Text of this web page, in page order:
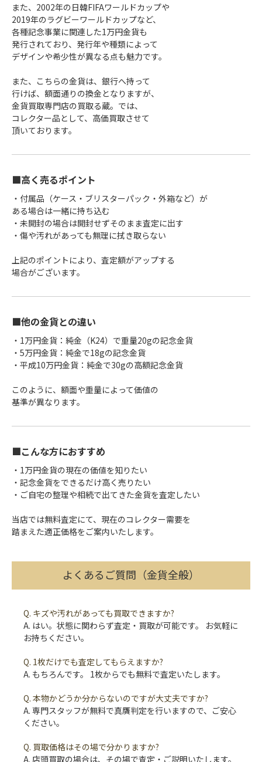
また、2002年の日韓FIFAワールドカップや
2019年のラグビーワールドカップなど、
各種記念事業に関連した1万円金貨も
発行されており、発行年や種類によって
デザインや希少性が異なる点も魅力です。
また、こちらの金貨は、銀行へ持って
行けば、額面通りの換金となりますが、
金貨買取専門店の買取る蔵。では、
コレクター品として、高価買取させて
頂いております。
■高く売るポイント
・付属品（ケース・ブリスターパック・外箱など）が
ある場合は一緒に持ち込む
・未開封の場合は開封せずそのまま査定に出す
・傷や汚れがあっても無理に拭き取らない
上記のポイントにより、査定額がアップする
場合がございます。
■他の金貨との違い
・1万円金貨：純金（K24）で重量20gの記念金貨
・5万円金貨：純金で18gの記念金貨
・平成10万円金貨：純金で30gの高額記念金貨
このように、額面や重量によって価値の
基準が異なります。
■こんな方におすすめ
・1万円金貨の現在の価値を知りたい
・記念金貨をできるだけ高く売りたい
・ご自宅の整理や相続で出てきた金貨を査定したい
当店では無料査定にて、現在のコレクター需要を
踏まえた適正価格をご案内いたします。
よくあるご質問（金貨全般）
Q. キズや汚れがあっても買取できますか?
A. はい。状態に関わらず査定・買取が可能です。 お気軽に
お持ちください。
Q. 1枚だけでも査定してもらえますか?
A. もちろんです。 1枚からでも無料で査定いたします。
Q. 本物かどうか分からないのですが大丈夫ですか?
A. 専門スタッフが無料で真贋判定を行いますので、ご安心
ください。
Q. 買取価格はその場で分かりますか?
A. 店頭買取の場合は、その場で査定・ご説明いたします。